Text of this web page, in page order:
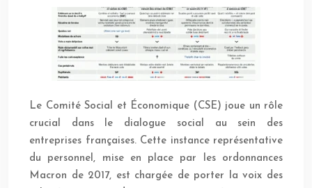
Le Comité Social et Économique (CSE) joue un rôle
crucial dans le dialogue social au sein des
entreprises françaises. Cette instance représentative
du personnel, mise en place par les ordonnances
Macron de 2017, est chargée de porter la voix des